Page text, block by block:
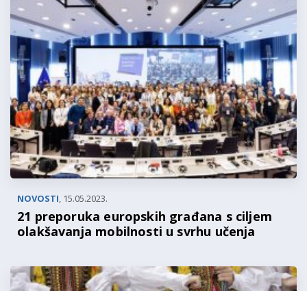
NOVOSTI, 15.05.2023.
21 preporuka europskih građana s ciljem
olakšavanja mobilnosti u svrhu učenja